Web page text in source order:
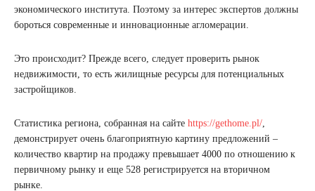
экономического института. Поэтому за интерес экспертов должны
бороться современные и инновационные агломерации.
Это происходит? Прежде всего, следует проверить рынок
недвижимости, то есть жилищные ресурсы для потенциальных
застройщиков.
Статистика региона, собранная на сайте https://gethome.pl/,
демонстрирует очень благоприятную картину предложений –
количество квартир на продажу превышает 4000 по отношению к
первичному рынку и еще 528 регистрируется на вторичном
рынке.